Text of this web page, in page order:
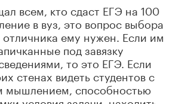
всем, кто сдаст ЕГЭ на 100
в вуз, это вопрос выбора
отличника ему нужен. Если им
под завязку
то это ЕГЭ. Если
стенах видеть студентов с
мышлением, способностью